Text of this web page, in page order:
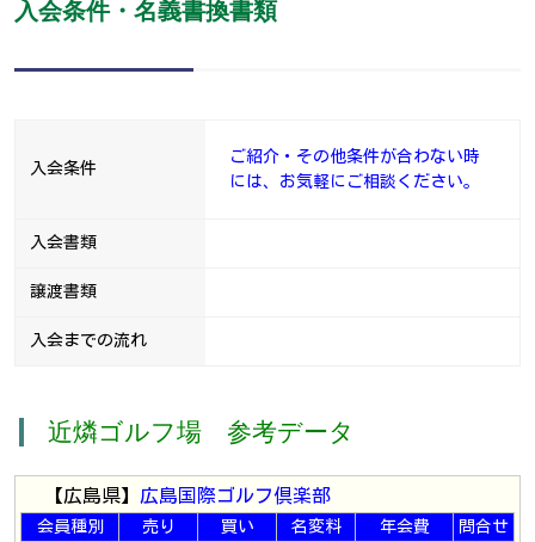
入会条件・名義書換書類
入会条件
ご紹介・その他条件が合わない時
には、お気軽にご相談ください。
入会書類
譲渡書類
入会までの流れ
近燐ゴルフ場 参考データ
【広島県】 広島国際ゴルフ倶楽部
会員種別 売り 買い 名変料 年会費
問合せ